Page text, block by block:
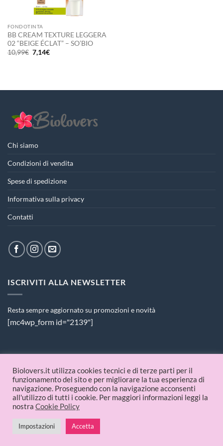
FONDOTINTA
BB CREAM TEXTURE LEGGERA
02 “BEIGE ÉCLAT” – SO’BIO
10,99€ Il
prezzo
7,14€Il
Chi siamo
Condizioni di vendita
Spese di spedizione
Informativa sulla privacy
Contatti
ISCRIVITI ALLA NEWSLETTER
Resta sempre aggiornato su promozioni e novità
[mc4wp_form id="2139"]
PAGAMENTI ACCETTATI
© 2026 Biolovers.it | P.IVA 09336481214
Biolovers.it utilizza cookies tecnici e di terze parti per il
funzionamento del sito e per migliorare la tua esperienza di
navigazione. Proseguendo con la navigazione acconsenti
all'utilizzo di tutti i cookie. Per maggiori informazioni leggi la
nostra Cookie Policy
Impostazioni Accetta